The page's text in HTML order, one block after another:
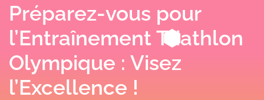
Préparez-vous pour
l’Entraînement Triathlon
Olympique : Visez
l’Excellence !